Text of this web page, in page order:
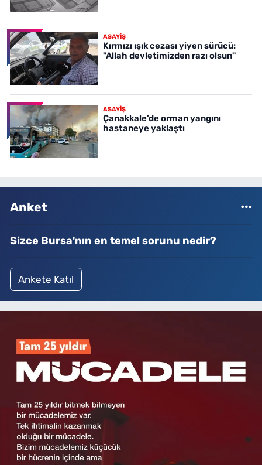
ASAYİŞ
Kırmızı ışık cezası yiyen sürücü:
"Allah devletimizden razı olsun"
ASAYİŞ
Çanakkale’de orman yangını
hastaneye yaklaştı
Anket
Sizce Bursa'nın en temel sorunu nedir?
Ankete Katıl